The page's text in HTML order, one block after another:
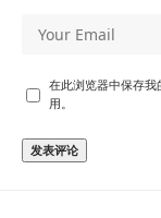
在此浏览器中保存我
用。